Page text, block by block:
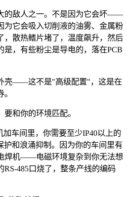
的敌人之一。不是因为它会坏——
它会吸入切削液的油雾、金属粉
，散热鳍片堵了，温度飙升，然后
是，有些粉尘是导电的，落在PCB
壳——这不是"高级配置"，这是在
和你的环境匹配。
车间里，你需要至少IP40以上的
护和浪涌抑制。因为你的车间里有
焊机——电磁环境复杂到你无法想
485口烧了，整条产线的编码